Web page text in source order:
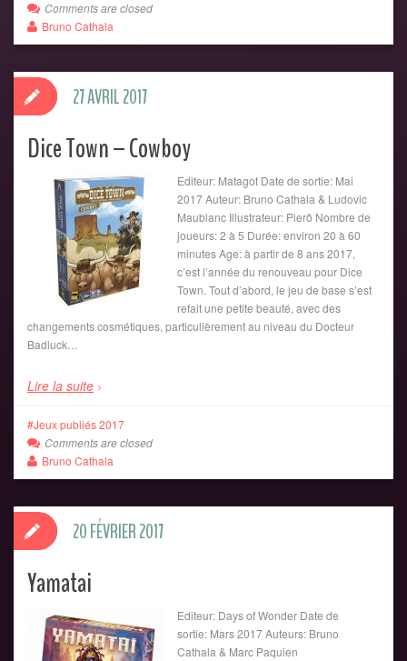
Comments are closed
Bruno Cathala
Dice Town – Cowboy
Editeur: Matagot Date de sortie: Mai
2017 Auteur: Bruno Cathala & Ludovic
Maublanc Illustrateur: Pierô Nombre de
joueurs: 2 à 5 Durée: environ 20 à 60
minutes Age: à partir de 8 ans 2017,
c’est l’année du renouveau pour Dice
Town. Tout d’abord, le jeu de base s’est
refait une petite beauté, avec des
changements cosmétiques, particulièrement au niveau du Docteur
Badluck…
Lire la suite
27 AVRIL 2017
Jeux publiés 2017
Comments are closed
Bruno Cathala
Yamatai
Editeur: Days of Wonder Date de
sortie: Mars 2017 Auteurs: Bruno
Cathala & Marc Paquien
20 FÉVRIER 2017